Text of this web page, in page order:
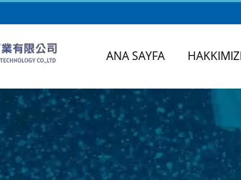
ANA SAYFA